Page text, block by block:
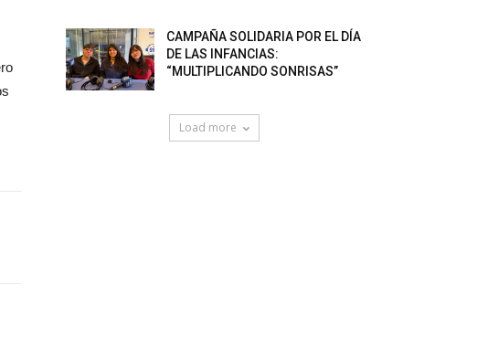
CAMPAÑA SOLIDARIA POR EL DÍA
DE LAS INFANCIAS:
“MULTIPLICANDO SONRISAS”
Load more